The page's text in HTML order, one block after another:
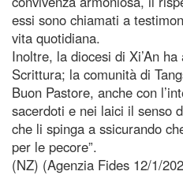
essi sono chiamati a
vita quotidiana.
Inoltre, la diocesi di Xi’An
Scrittura; la comunità di
Buon Pastore, anche con
sacerdoti e nei laici il senso
che li spinga a ssicurando
per le pecore”.
(NZ) (Agenzia Fides 12/1/